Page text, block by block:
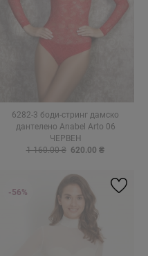
6282-3 боди-стринг дамско
дантелено Anabel Arto 06
ЧЕРВЕН
1 160.00 ₴ 620.00 ₴
-56%